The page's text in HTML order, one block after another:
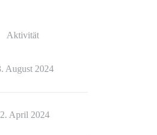
Aktivität
August 2024
April 2024